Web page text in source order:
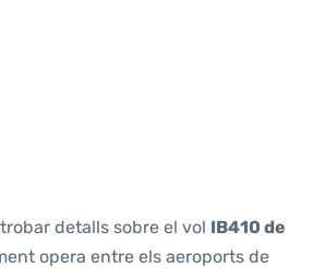
detalls sobre el vol IB410 de
opera entre els aeroports de